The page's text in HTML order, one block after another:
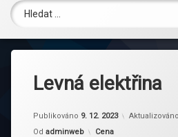
Levná elektřina
Publikováno 9. 12. 2023 Aktualizováno
Od adminweb Kategorie:
Cena